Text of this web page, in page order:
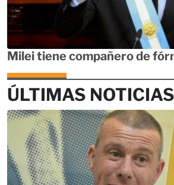
Milei tiene compañero de
ÚLTIMAS NOTICIAS